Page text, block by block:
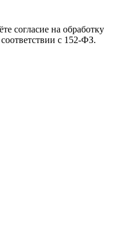
согласие на обработку
с 152-ФЗ.